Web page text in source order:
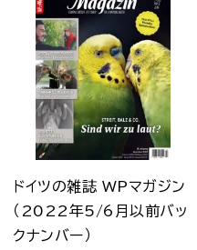
ドイツの雑誌 WPマガジン
（2022年5/6月以前バッ
クナンバー）